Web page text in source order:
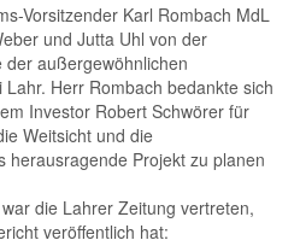
Vorsitzender Karl Rombach MdL
und Jutta Uhl von der
der außergewöhnlichen
Herr Rombach bedankte sich
Investor Robert Schwörer für
Weitsicht und die
herausragende Projekt zu planen
die Lahrer Zeitung vertreten,
veröffentlich hat: